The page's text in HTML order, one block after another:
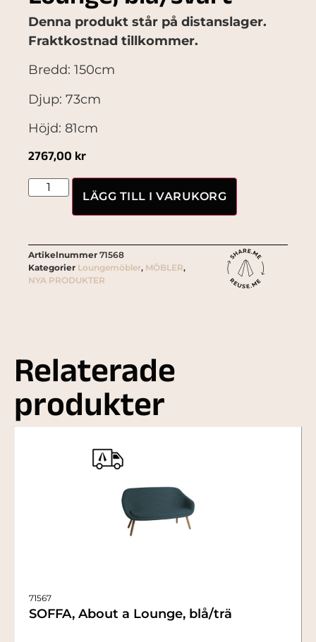
Denna produkt står på distanslager.
Fraktkostnad tillkommer.
Bredd: 150cm
Djup: 73cm
Höjd: 81cm
2767,00 kr
LÄGG TILL I VARUKORG
Artikelnummer 71568
Kategorier Loungemöbler, MÖBLER,
NYA PRODUKTER
Relaterade
produkter
71567
SOFFA, About a Lounge, blå/trä